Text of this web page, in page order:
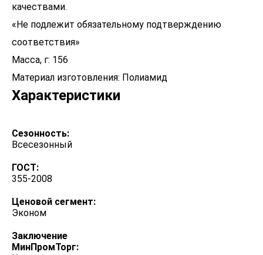
качествами.
«Не подлежит обязательному подтверждению
соответствия»
Масса, г: 156
Характеристики
Сезонность:
Всесезонный
ГОСТ:
355-2008
Ценовой сегмент:
Эконом
Заключение
МинПромТорг: